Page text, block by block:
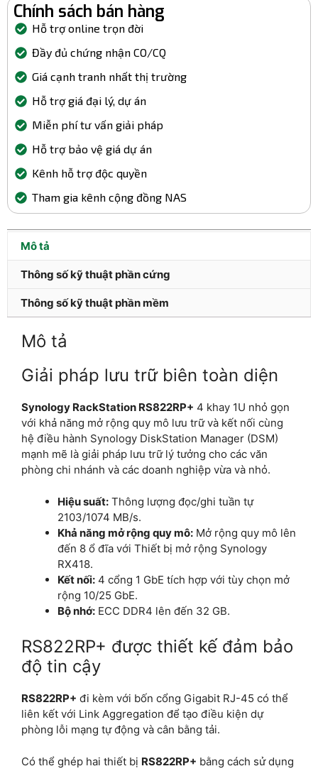
Chính sách bán hàng
Hỗ trợ online trọn đời
Đầy đủ chứng nhận CO/CQ
Giá cạnh tranh nhất thị trường
Hỗ trợ giá đại lý, dự án
Miễn phí tư vấn giải pháp
Hỗ trợ bảo vệ giá dự án
Kênh hỗ trợ độc quyền
Tham gia kênh cộng đồng NAS
Mô tả
Thông số kỹ thuật phần cứng
Thông số kỹ thuật phần mềm
Mô tả
Giải pháp lưu trữ biên toàn diện
Synology RackStation RS822RP+ 4 khay 1U nhỏ gọn
với khả năng mở rộng quy mô lưu trữ và kết nối cùng
hệ điều hành Synology DiskStation Manager (DSM)
mạnh mẽ là giải pháp lưu trữ lý tưởng cho các văn
phòng chi nhánh và các doanh nghiệp vừa và nhỏ.
Hiệu suất: Thông lượng đọc/ghi tuần tự
2103/1074 MB/s.
Khả năng mở rộng quy mô: Mở rộng quy mô lên
đến 8 ổ đĩa với Thiết bị mở rộng Synology
RX418.
Kết nối: 4 cổng 1 GbE tích hợp với tùy chọn mở
rộng 10/25 GbE.
Bộ nhớ: ECC DDR4 lên đến 32 GB.
RS822RP+ được thiết kế đảm bảo
độ tin cậy
RS822RP+ đi kèm với bốn cổng Gigabit RJ-45 có thể
liên kết với Link Aggregation để tạo điều kiện dự
phòng lỗi mạng tự động và cân bằng tải.
Có thể ghép hai thiết bị RS822RP+ bằng cách sử dụng